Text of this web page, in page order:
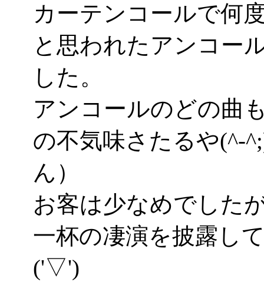
カーテンコールで何
と思われたアンコー
した。
アンコールのどの曲
の不気味さたるや(^-
ん）
お客は少なめでした
一杯の凄演を披露し
('▽')